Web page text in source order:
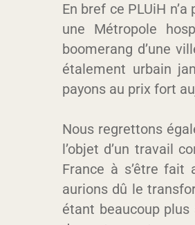
En bref ce PLUiH
une Métropole
boomerang d’une
étalement urbain
payons au prix fort
Nous regrettons
l’objet d’un travail
France à s’être fait
aurions dû le
étant beaucoup plus